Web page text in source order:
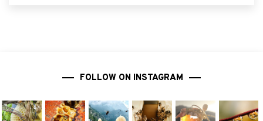
FOLLOW ON INSTAGRAM